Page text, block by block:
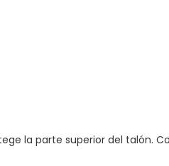
la parte superior del talón.